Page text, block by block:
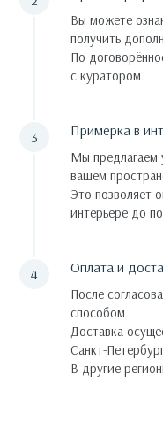
Вы можете
получить
По
с куратором.
Примерка в
Мы предлагаем
вашем
Это позволяет
интерьере до
Оплата и
После
способом.
Доставка
Санкт-
В другие